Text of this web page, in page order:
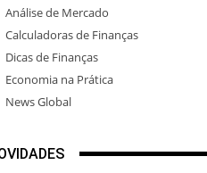
Análise de Mercado
Calculadoras de Finanças
Dicas de Finanças
Economia na Prática
News Global